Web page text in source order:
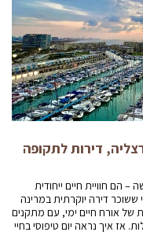
דירות לתקופה
חוויית חיים ייחודית
דירה יוקרתית במרינה
אורח חיים ימי, עם מתקנים
איך נראה יום טיפוסי בחיי